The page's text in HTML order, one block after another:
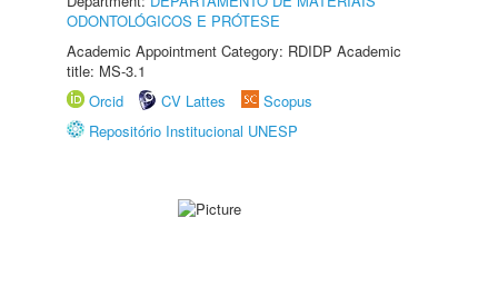
ODONTOLÓGICOS E PRÓTESE
Academic Appointment Category: RDIDP Academic
title: MS-3.1
Orcid
CV Lattes
Scopus
Repositório Institucional UNESP